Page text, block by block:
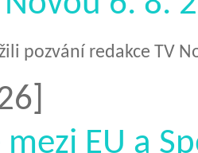
pozvání redakce TV
EU a